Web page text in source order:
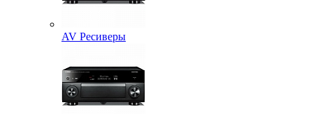
AV Ресиверы